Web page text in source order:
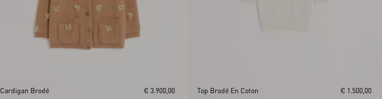
Cardigan Brodé € 3.900,00 Top Brodé En Coton € 1.500,00